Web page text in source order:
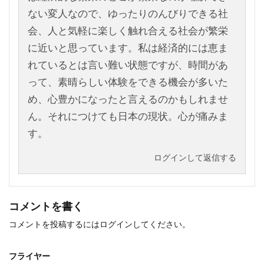
ない変人なので、ゆったりのんびりできる社
会、人と気軽に楽しく触れ合える社会が繁栄
に近いと思っています。私は経済的には恵ま
れているとは言い難い状態ですが、時間があ
って、素晴らしい体験をできる機会が多いた
め、心豊かになったと言えるのかもしれませ
ん。それにつけても日本の現状。心が痛みま
す。
ログインして返信する
コメントを書く
コメントを投稿するにはログイン してください。
フライヤー